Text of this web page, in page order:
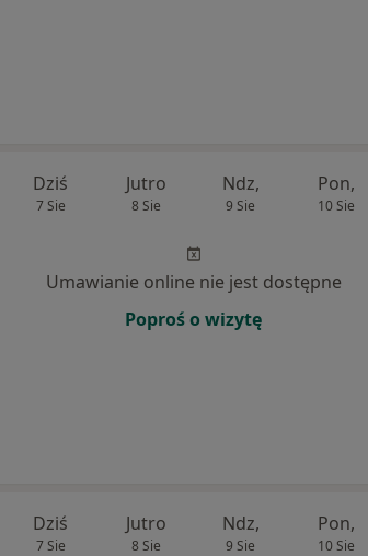
Dziś
7 Sie
Jutro
8 Sie
Ndz,
9 Sie
Pon,
10 Sie
Umawianie online nie jest dostępne
Poproś o wizytę
Dziś
7 Sie
Jutro
8 Sie
Ndz,
9 Sie
Pon,
10 Sie